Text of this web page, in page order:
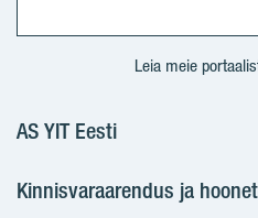
Leia meie
AS YIT Eesti
Kinnisvaraarendus ja